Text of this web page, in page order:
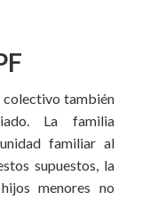
colectivo también
La familia
familiar al
supuestos, la
menores no